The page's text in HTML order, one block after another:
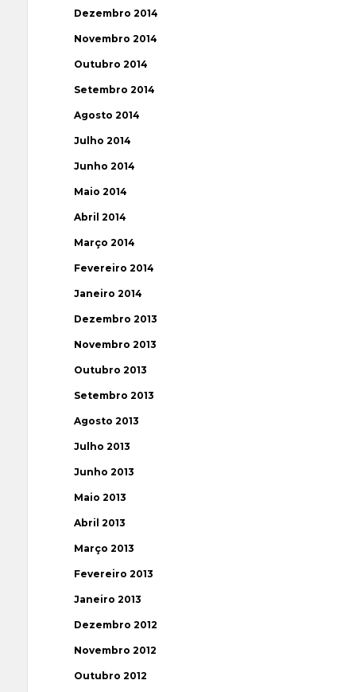
Dezembro 2014
Novembro 2014
Outubro 2014
Setembro 2014
Agosto 2014
Julho 2014
Junho 2014
Maio 2014
Abril 2014
Março 2014
Fevereiro 2014
Janeiro 2014
Dezembro 2013
Novembro 2013
Outubro 2013
Setembro 2013
Agosto 2013
Julho 2013
Junho 2013
Maio 2013
Abril 2013
Março 2013
Fevereiro 2013
Janeiro 2013
Dezembro 2012
Novembro 2012
Outubro 2012